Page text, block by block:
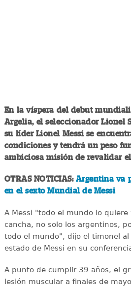
En la víspera del debut
Argelia, el seleccionador Lionel
su líder Lionel Messi se
condiciones y tendrá un peso
ambiciosa misión de revalidar
OTRAS NOTICIAS: Argentina va
en el sexto Mundial de Messi
A Messi "todo el mundo lo
cancha, no solo los argentinos,
todo el mundo", dijo el timonel
estado de Messi en su
A punto de cumplir 39 años, el
lesión muscular a finales de